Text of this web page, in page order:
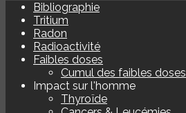
Bibliographie
Tritium
Radon
Radioactivité
Faibles doses
Cumul des faibles doses
Impact sur l'homme
Thyroïde